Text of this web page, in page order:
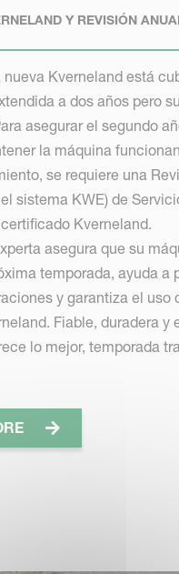
Y REVISIÓN
Kverneland está
a dos años pero
asegurar el segundo
la máquina
se requiere una
sistema KWE) de
Kverneland.
asegura que su
temporada, ayuda a
y garantiza el uso
Fiable, duradera y
lo mejor, temporada